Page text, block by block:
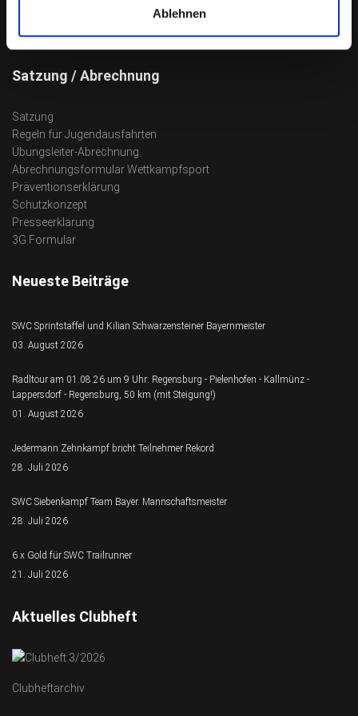
Ablehnen
Das aktuelle Sportprogramm findest duHIER
Satzung / Abrechnung
Satzung
Regeln für Jugendausfahrten
Übungsleiter-Abrechnung
Abrechnungsformular Wettkampfsport
Präventionserklärung
Schutzkonzept
Presseerklärung
3G Formular
Neueste Beiträge
SWC Sprintstaffel und Kilian Schwarzensteiner Bayernmeister
03. August 2026
Radltour am 01.08.26 um 9 Uhr: Regensburg - Pielenhofen - Kallmünz -
Lappersdorf - Regensburg, 50 km (mit Steigung!)
01. August 2026
Jedermann Zehnkampf bricht Teilnehmer Rekord
28. Juli 2026
SWC Siebenkampf Team Bayer. Mannschaftsmeister
28. Juli 2026
6 x Gold für SWC Trailrunner
21. Juli 2026
Aktuelles Clubheft
Clubheftarchiv